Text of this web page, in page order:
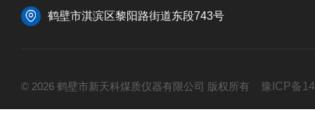
鹤壁市淇滨区黎阳路街道东段743号
© 2026 鹤壁市新天科煤质仪器有限公司 版权所有 豫ICP备